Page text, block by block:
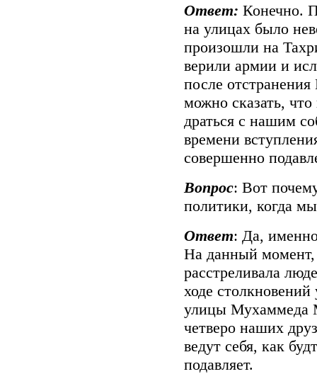
Ответ: Конечно.
на улицах было
произошли на
верили армии и
после
можно сказать,
драться с нашим
времени
совершенно
Вопрос: Вот
политики, когда
Ответ: Да,
На данный момент,
расстреливала
ходе
улицы Мухаммеда
четверо наших
ведут себя, как
подавляет.